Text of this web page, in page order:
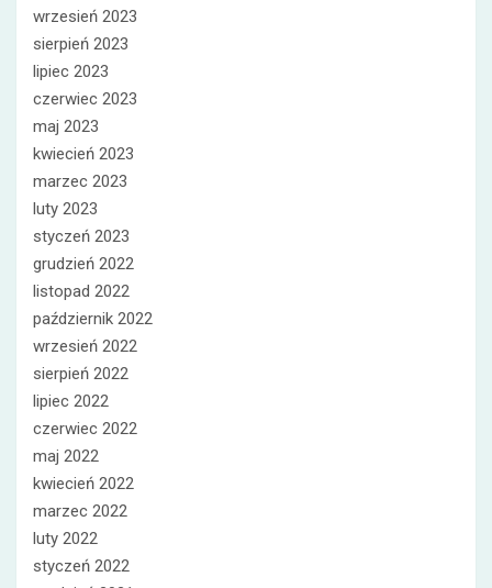
wrzesień 2023
sierpień 2023
lipiec 2023
czerwiec 2023
maj 2023
kwiecień 2023
marzec 2023
luty 2023
styczeń 2023
grudzień 2022
listopad 2022
październik 2022
wrzesień 2022
sierpień 2022
lipiec 2022
czerwiec 2022
maj 2022
kwiecień 2022
marzec 2022
luty 2022
styczeń 2022